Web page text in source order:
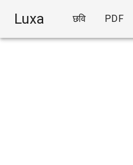
Luxa छवि PDF